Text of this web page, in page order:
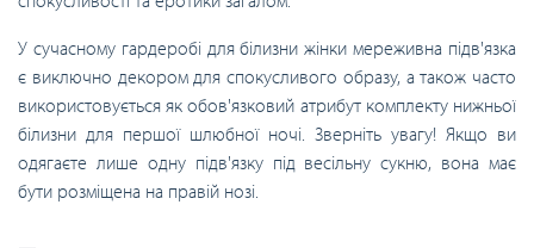
У сучасному гардеробі для білизни жінки мереживна підв'язка
є виключно декором для спокусливого образу, а також часто
використовується як обов'язковий атрибут комплекту нижньої
білизни для першої шлюбної ночі. Зверніть увагу! Якщо ви
одягаєте лише одну підв'язку під весільну сукню, вона має
бути розміщена на правій нозі.